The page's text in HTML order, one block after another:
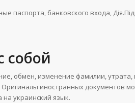
паспорта, банковского входа,
собой
обмен, изменение фамилии,
иностранных документов
украинский язык.